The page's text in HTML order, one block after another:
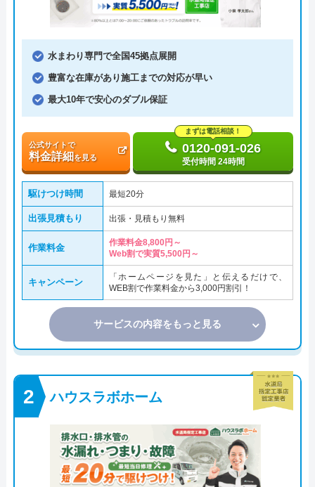
水まわり専門で全国45拠点展開
豊富な在庫があり施工までの対応が早い
最大10年で安心のダブル保証
公式サイトで
料金詳細を見る
まずは電話相談！
0120-091-026
受付時間 24時間
駆けつけ時間 最短20分
出張見積もり 出張・見積もり無料
作業料金
作業料金8,800円～
Web割で実質5,500円～
キャンペーン
「ホームページを見た」と伝えるだけで、
WEB割で作業料金から3,000円割引！
サービスの内容をもっと見る
ハウスラボホーム